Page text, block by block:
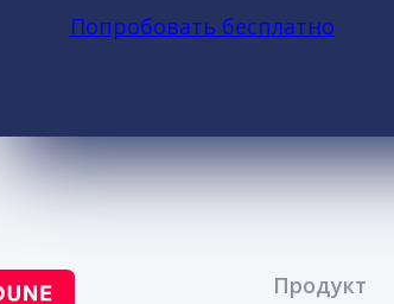
Попробовать бесплатно
Продукт